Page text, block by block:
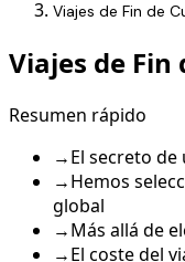
Viajes de Fin de
Viajes de Fin
Resumen rápido
→El secreto
→Hemos
global
→Más allá de
→El coste del